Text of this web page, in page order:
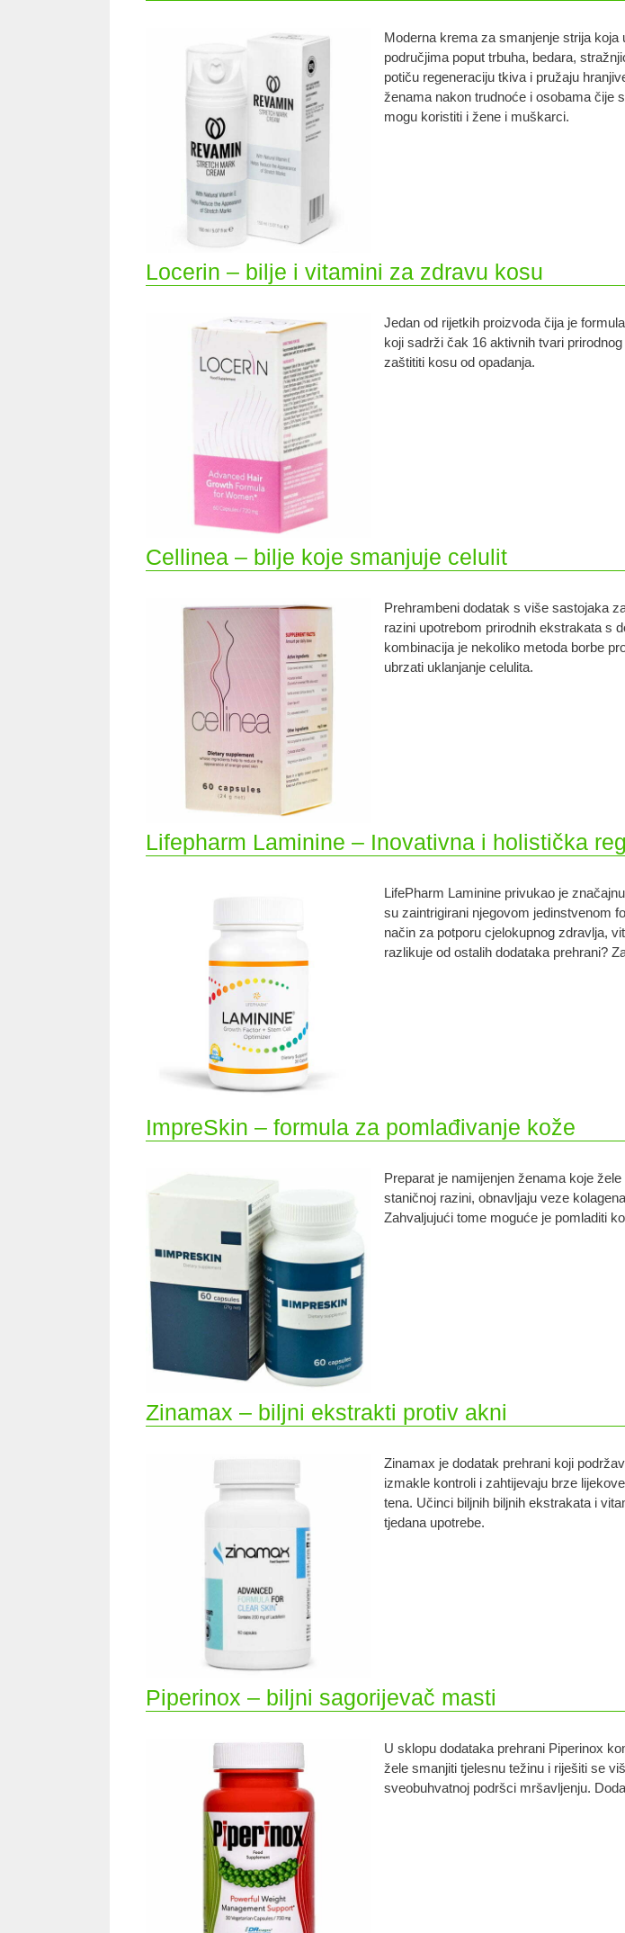
Moderna krema za smanjenje strija
područjima poput trbuha, bedara,
potiču regeneraciju tkiva i pružaju
ženama nakon trudnoće i osobama čije
mogu koristiti i žene i muškarci.
Locerin – bilje i vitamini za zdravu kosu
Jedan od rijetkih proizvoda čija je
koji sadrži čak 16 aktivnih tvari
zaštititi kosu od opadanja.
Cellinea – bilje koje smanjuje celulit
Prehrambeni dodatak s više sastojaka
razini upotrebom prirodnih ekstrakata s
kombinacija je nekoliko metoda borbe
ubrzati uklanjanje celulita.
Lifepharm Laminine – Inovativna i holistička
LifePharm Laminine privukao je
su zaintrigirani njegovom jedinstvenom
način za potporu cjelokupnog zdravlja,
razlikuje od ostalih dodataka prehrani?
ImpreSkin – formula za pomlađivanje kože
Preparat je namijenjen ženama koje
staničnoj razini, obnavljaju veze
Zahvaljujući tome moguće je pomladiti
Zinamax – biljni ekstrakti protiv akni
Zinamax je dodatak prehrani koji
izmakle kontroli i zahtijevaju brze
tena. Učinci biljnih biljnih ekstrakata i
tjedana upotrebe.
Piperinox – biljni sagorijevač masti
U sklopu dodataka prehrani Piperinox
žele smanjiti tjelesnu težinu i riješiti se
sveobuhvatnoj podršci mršavljenju.